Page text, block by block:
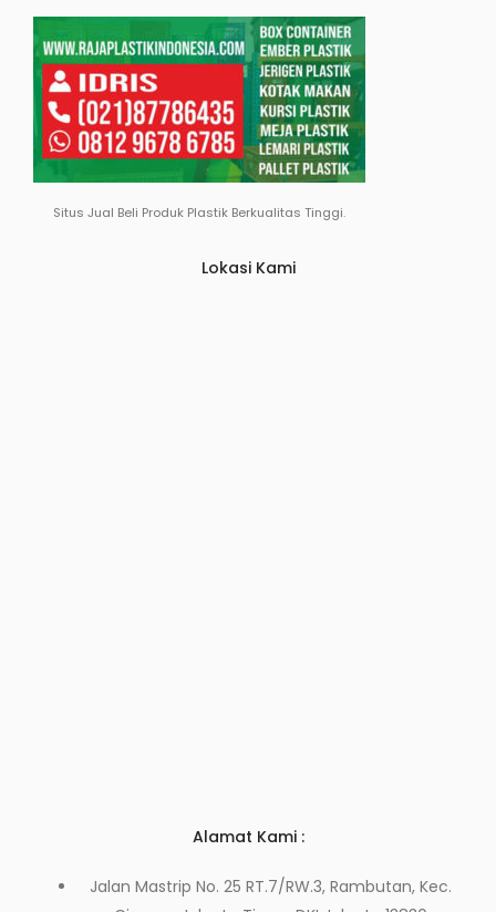
Situs Jual Beli Produk Plastik Berkualitas Tinggi.
Lokasi Kami
Alamat Kami :
Jalan Mastrip No. 25 RT.7/RW.3, Rambutan, Kec.